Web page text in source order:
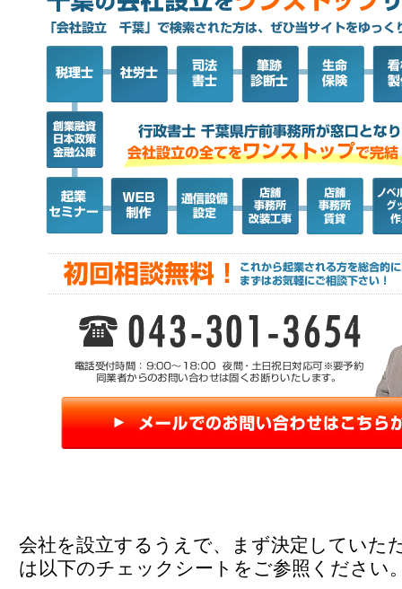
会社を設立するうえで、まず決定していた
は以下のチェックシートをご参照ください